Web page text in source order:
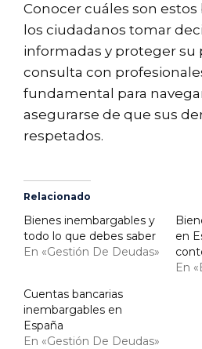
Conocer cuáles son
los ciudadanos tomar
informadas y proteger su
consulta con
fundamental para
asegurarse de que sus
respetados.
Relacionado
Bienes inembargables y
todo lo que debes saber
En «Gestión De Deudas»
en
En
Cuentas bancarias
inembargables en
España
En «Gestión De Deudas»